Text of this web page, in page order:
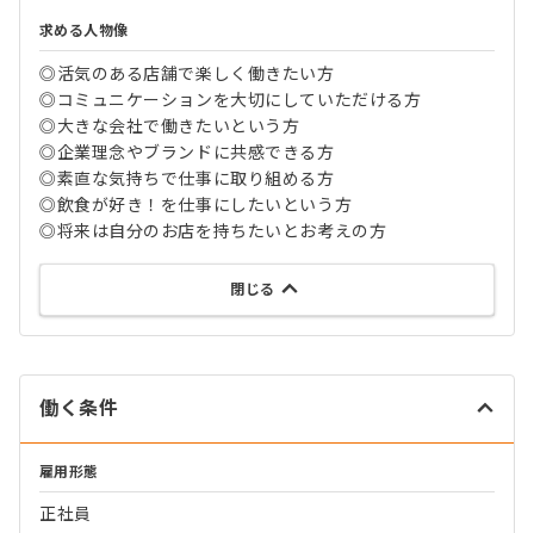
求める人物像
◎活気のある店舗で楽しく働きたい方
◎コミュニケーションを大切にしていただける方
◎大きな会社で働きたいという方
◎企業理念やブランドに共感できる方
◎素直な気持ちで仕事に取り組める方
◎飲食が好き！を仕事にしたいという方
◎将来は自分のお店を持ちたいとお考えの方
閉じる
働く条件
雇用形態
正社員